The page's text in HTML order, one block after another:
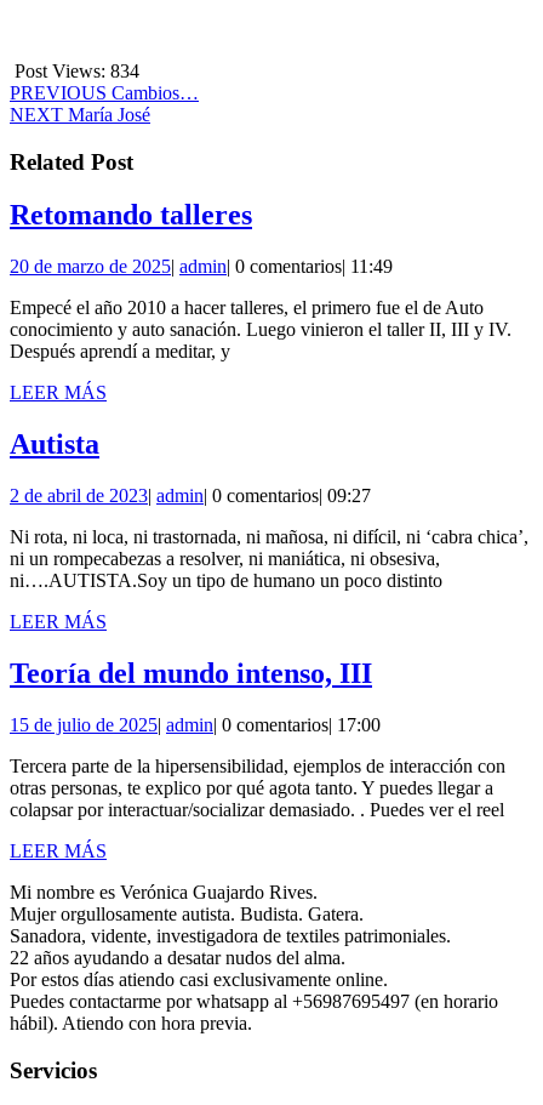
Post Views: 834
Navegación
de
entradas
PREVIOUS Entrada
anterior:
Cambios…
NEXT Siguiente
María José
Related Post
Retomando talleresRetomando
20 de marzo de 202520
marzo
de
2025
| adminadmin
| 0 comentarios| 11:49
Empecé el año 2010 a hacer talleres, el primero fue el de Auto
conocimiento y auto sanación. Luego vinieron el taller II, III y IV.
Después aprendí a meditar, y
LEER MÁS
Autista
2 de abril de 20232
abril
de
2023
| adminadmin
| 0 comentarios| 09:27
Ni rota, ni loca, ni trastornada, ni mañosa, ni difícil, ni ‘cabra chica’,
ni un rompecabezas a resolver, ni maniática, ni obsesiva,
ni….AUTISTA.Soy un tipo de humano un poco distinto
LEER MÁS
Teoría del mundo intenso, IIITeoría
mundo
intenso,
III
15 de julio de 202515
julio
de
2025
| adminadmin
| 0 comentarios| 17:00
Tercera parte de la hipersensibilidad, ejemplos de interacción con
otras personas, te explico por qué agota tanto. Y puedes llegar a
colapsar por interactuar/socializar demasiado. . Puedes ver el reel
LEER MÁS
Mi nombre es Verónica Guajardo Rives.
Mujer orgullosamente autista. Budista. Gatera.
Sanadora, vidente, investigadora de textiles patrimoniales.
22 años ayudando a desatar nudos del alma.
Por estos días atiendo casi exclusivamente online.
Puedes contactarme por whatsapp al +56987695497 (en horario
hábil). Atiendo con hora previa.
Servicios